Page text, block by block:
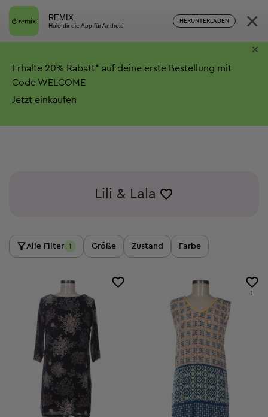
REMIX
Hole dir die App für Android
HERUNTERLADEN ×
Erhalte 20% Rabatt* auf deine erste Bestellung mit
Code WELCOME
Jetzt einkaufen
×
Lili & Lala
Alle Filter 1 Größe Zustand Farbe
1